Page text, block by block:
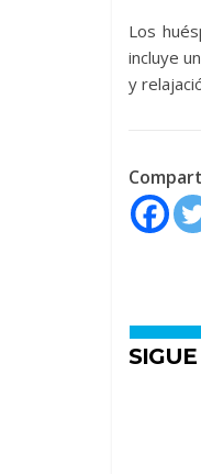
Los
incluye
y